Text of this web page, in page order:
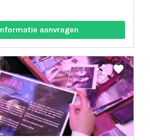
aanvragen
share favorite